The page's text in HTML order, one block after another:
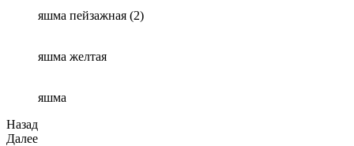
яшма пейзажная (2)
яшма желтая
яшма
Назад
Далее